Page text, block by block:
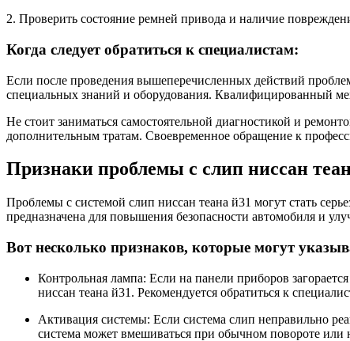
2. Проверить состояние ремней привода и наличие
Когда следует обратиться к специалистам:
Если после проведения вышеперечисленных действий
специальных знаний и оборудования. Квалифицированный
Не стоит заниматься самостоятельной диагностикой и
дополнительным тратам. Своевременное обращение к
Признаки проблемы с слип ниссан
Проблемы с системой слип ниссан теана й31 могут стать
предназначена для повышения безопасности автомобиля и
Вот несколько признаков, которые могут
Контрольная лампа: Если на панели приборов
ниссан теана й31. Рекомендуется обратиться к
Активация системы: Если система слип неправильно
система может вмешиваться при обычном повороте или